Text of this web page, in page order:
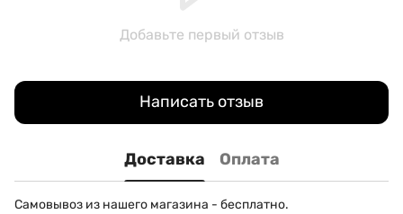
Добавьте первый отзыв
Написать отзыв
Доставка Оплата
Самовывоз из нашего магазина - бесплатно.